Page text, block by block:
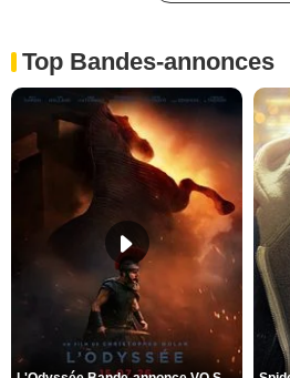
Top Bandes-annonces